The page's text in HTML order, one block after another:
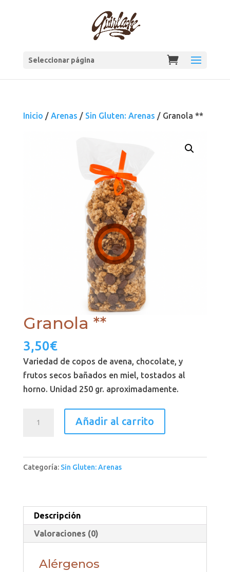
Seleccionar página
Inicio / Arenas / Sin Gluten: Arenas / Granola **
Granola **
3,50€
Variedad de copos de avena, chocolate, y
frutos secos bañados en miel, tostados al
horno. Unidad 250 gr. aproximadamente.
Añadir al carrito
Categoría: Sin Gluten: Arenas
Descripción
Valoraciones (0)
Alérgenos